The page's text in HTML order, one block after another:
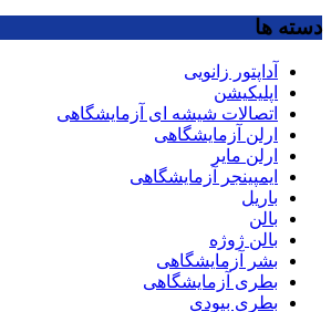
دسته ها
آداپتور زانویی
اپلیکیشن
اتصالات شیشه ای آزمایشگاهی
ارلن آزمایشگاهی
ارلن مایر
ایمپینجر آزمایشگاهی
باریل
بالن
بالن ژوژه
بشر آزمایشگاهی
بطری آزمایشگاهی
بطری بیودی